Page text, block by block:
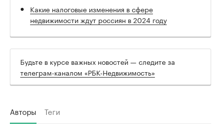
Какие налоговые изменения в сфере
недвижимости ждут россиян в 2024 году
Будьте в курсе важных новостей — следите за
телеграм-каналом «РБК-Недвижимость»
Авторы Теги